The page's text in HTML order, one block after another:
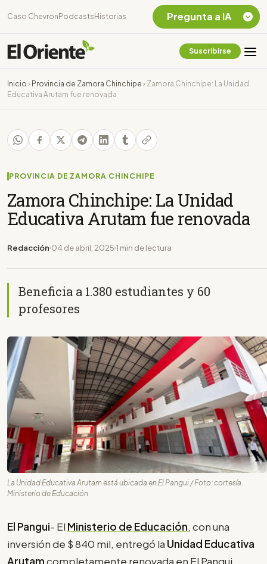
Caso Chevron Podcasts Historias
Suscribirse
Inicio › Provincia de Zamora Chinchipe › Zamora Chinchipe: La Unidad
Educativa Arutam fue renovada
PROVINCIA DE ZAMORA CHINCHIPE
Zamora Chinchipe: La Unidad
Educativa Arutam fue renovada
Redacción 04 de abril, 2025 1 min de lectura
Beneficia a 1.380 estudiantes y 60
profesores
La Unidad Educativa Arutam está ubicada en El Pangui / Foto: cortesía
Ministerio de Educación
El Pangui- El Ministerio de Educación, con una
inversión de $ 840 mil, entregó la Unidad Educativa
Arutamcompletamente renovada en El Pangui,
Pregunta a IA
Chevron Ecuador